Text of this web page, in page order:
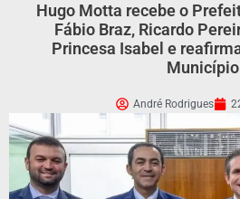
Hugo Motta recebe o
Fábio Braz, Ricardo
Princesa Isabel e
Município
André Rodrigues